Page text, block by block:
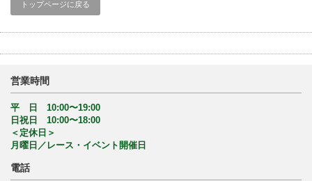
トップページに戻る
営業時間
平 日 10:00〜19:00
日祝日 10:00〜18:00
＜定休日＞
月曜日／レース・イベント開催日
電話